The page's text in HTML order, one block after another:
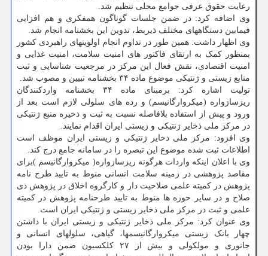
رعایت حقوق عرفی جوامع محلی تنظیم شد.
وی اضافه کرد: در ضمن جلسات گوناگون همفکری و هم افزایی
فیمابین دستگاههای مختلف ذیربط، تدوین این بخشنامه انجام شد.
وی اظهار داشت: همین طور در تداوم انجام اولویتهای راهبردی کشور
بمنظور کمک به ارتقای فاکتور های امنیت سلامت، امنیت غذایی و
امنیت اقتصادی، نقش فعال این مرکز در مرجعیت شناسایی و ثبت
منابع زیستی و ژنتیکی موضوع ماده ۳۴ بخشنامه تبیین و مصوب شد.
تولیت اشاره کرد: برمبنای ماده ۳۴ بخشنامه واردکنندگان
ریزسازواره (میکروارگانیسم) و رده های سلولی لازم است بعد از
ورود و پیش از استفاده بلافاصله نسبت به ثبت و ذخیره منبع ژنتیکی
در مرکز ملی ذخایر ژنتیکی و زیستی ایران اقدام نمایند.
وی افزود: مرکز ملی ذخایر ژنتیکی و زیستی ایران موظف است
اطلاعات ثبت شده موضوع این تبصره را در سامانه جامع درج کند.
وی با اعلان اینکه واردات هرگونه ریزسازواره( میکروارگانیسم )برای
مقاصد پژوهشی در زمینه سلامت انسانی منوط به تایید طرح نامه
پژوهش در کمیته علمی صلاحیت دار و کارگروه اخلاق در پژوهش ذی
صلاح و در سایر حوزه ها منوط به تایید طرحنامه پژوهش در کمیته
علمی و ثبت در مرکز ملی ذخایر زیستی و ژنتیکی ایران است.
وی عنوان کرد: مرکز ملی ذخایر ژنتیکی و زیستی ایران با داشتن
چهار بانک زیستی میکروارگانیسمها، گیاهی، سلولهای انسانی و
جانوری و مولکولی و بیش از ۲۷ کلکسیون ضمن دارا بودن